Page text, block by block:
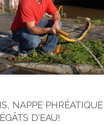
NAPPE
D'EAU!